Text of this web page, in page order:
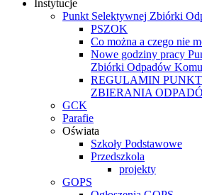
Instytucje
Punkt Selektywnej Zbiórki
PSZOK
Co można a czego nie
Nowe godziny pracy
Zbiórki Odpadów
REGULAMIN
ZBIERANIA
GCK
Parafie
Oświata
Szkoły Podstawowe
Przedszkola
projekty
GOPS